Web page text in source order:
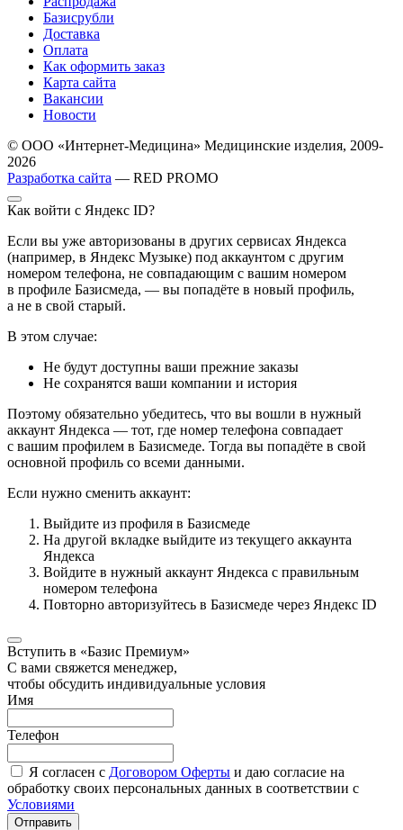
Базисрубли
Доставка
Оплата
Как оформить заказ
Карта сайта
Вакансии
Новости
© ООО «Интернет-Медицина» Медицинские изделия, 2009-
2026
Разработка сайта — RED PROMO
Как войти с Яндекс ID?
Если вы уже авторизованы в других сервисах Яндекса
(например, в Яндекс Музыке) под аккаунтом с другим
номером телефона, не совпадающим с вашим номером
в профиле Базисмеда, — вы попадёте в новый профиль,
а не в свой старый.
В этом случае:
Не будут доступны ваши прежние заказы
Не сохранятся ваши компании и история
Поэтому обязательно убедитесь, что вы вошли в нужный
аккаунт Яндекса — тот, где номер телефона совпадает
с вашим профилем в Базисмеде. Тогда вы попадёте в свой
основной профиль со всеми данными.
Если нужно сменить аккаунт:
Выйдите из профиля в Базисмеде
На другой вкладке выйдите из текущего аккаунта
Яндекса
Войдите в нужный аккаунт Яндекса с правильным
номером телефона
Повторно авторизуйтесь в Базисмеде через Яндекс ID
Вступить в «Базис Премиум»
С вами свяжется менеджер,
чтобы обсудить индивидуальные условия
Имя
Телефон
Я согласен с Договором Оферты и даю согласие на
обработку своих персональных данных в соответствии с
Условиями
Отправить